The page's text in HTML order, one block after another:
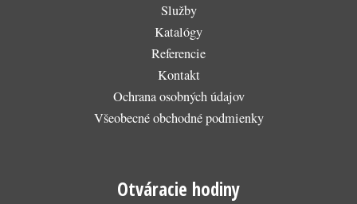
Služby
Katalógy
Referencie
Kontakt
Ochrana osobných údajov
Všeobecné obchodné podmienky
Otváracie hodiny